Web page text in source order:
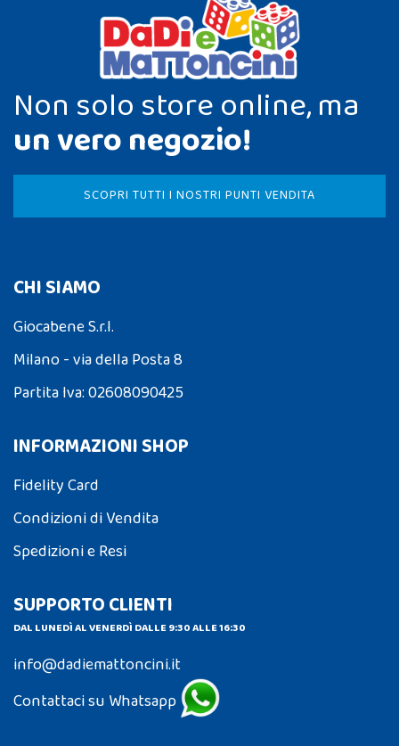
Non solo store online, ma
un vero negozio!
SCOPRI TUTTI I NOSTRI PUNTI VENDITA
CHI SIAMO
Giocabene S.r.l.
Milano - via della Posta 8
Partita Iva: 02608090425
INFORMAZIONI SHOP
Fidelity Card
Condizioni di Vendita
Spedizioni e Resi
SUPPORTO CLIENTI
DAL LUNEDÌ AL VENERDÌ DALLE 9:30 ALLE 16:30
info@dadiemattoncini.it
Contattaci su Whatsapp